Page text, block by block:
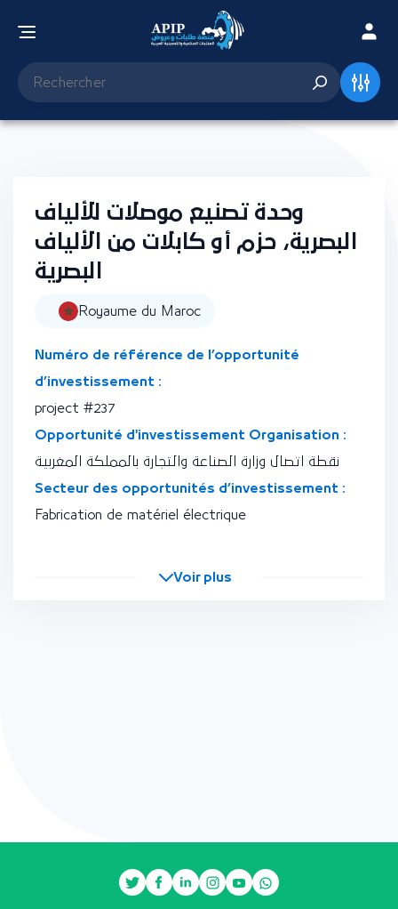
وحدة تصنيع موصلات للألياف
البصرية، حزم أو كابلات من الألياف
البصرية
Royaume du Maroc
Numéro de référence de l’opportunité
d’investissement :
project #237
Opportunité d'investissement Organisation :
نقطة اتصال وزارة الصناعة والتجارة بالمملكة المغربية
Secteur des opportunités d’investissement :
Fabrication de matériel électrique
Voir plus